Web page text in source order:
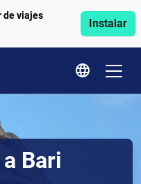
de viajes
Instalar
Bari